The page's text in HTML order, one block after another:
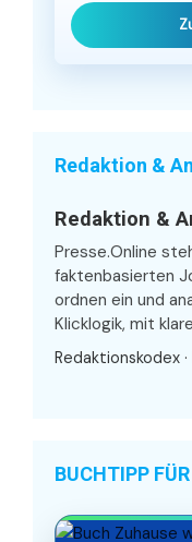
Redaktion &
Redaktion &
Presse.Online
faktenbasierten
ordnen ein und
Klicklogik, mit
Redaktionskodex ·
BUCHTIPP